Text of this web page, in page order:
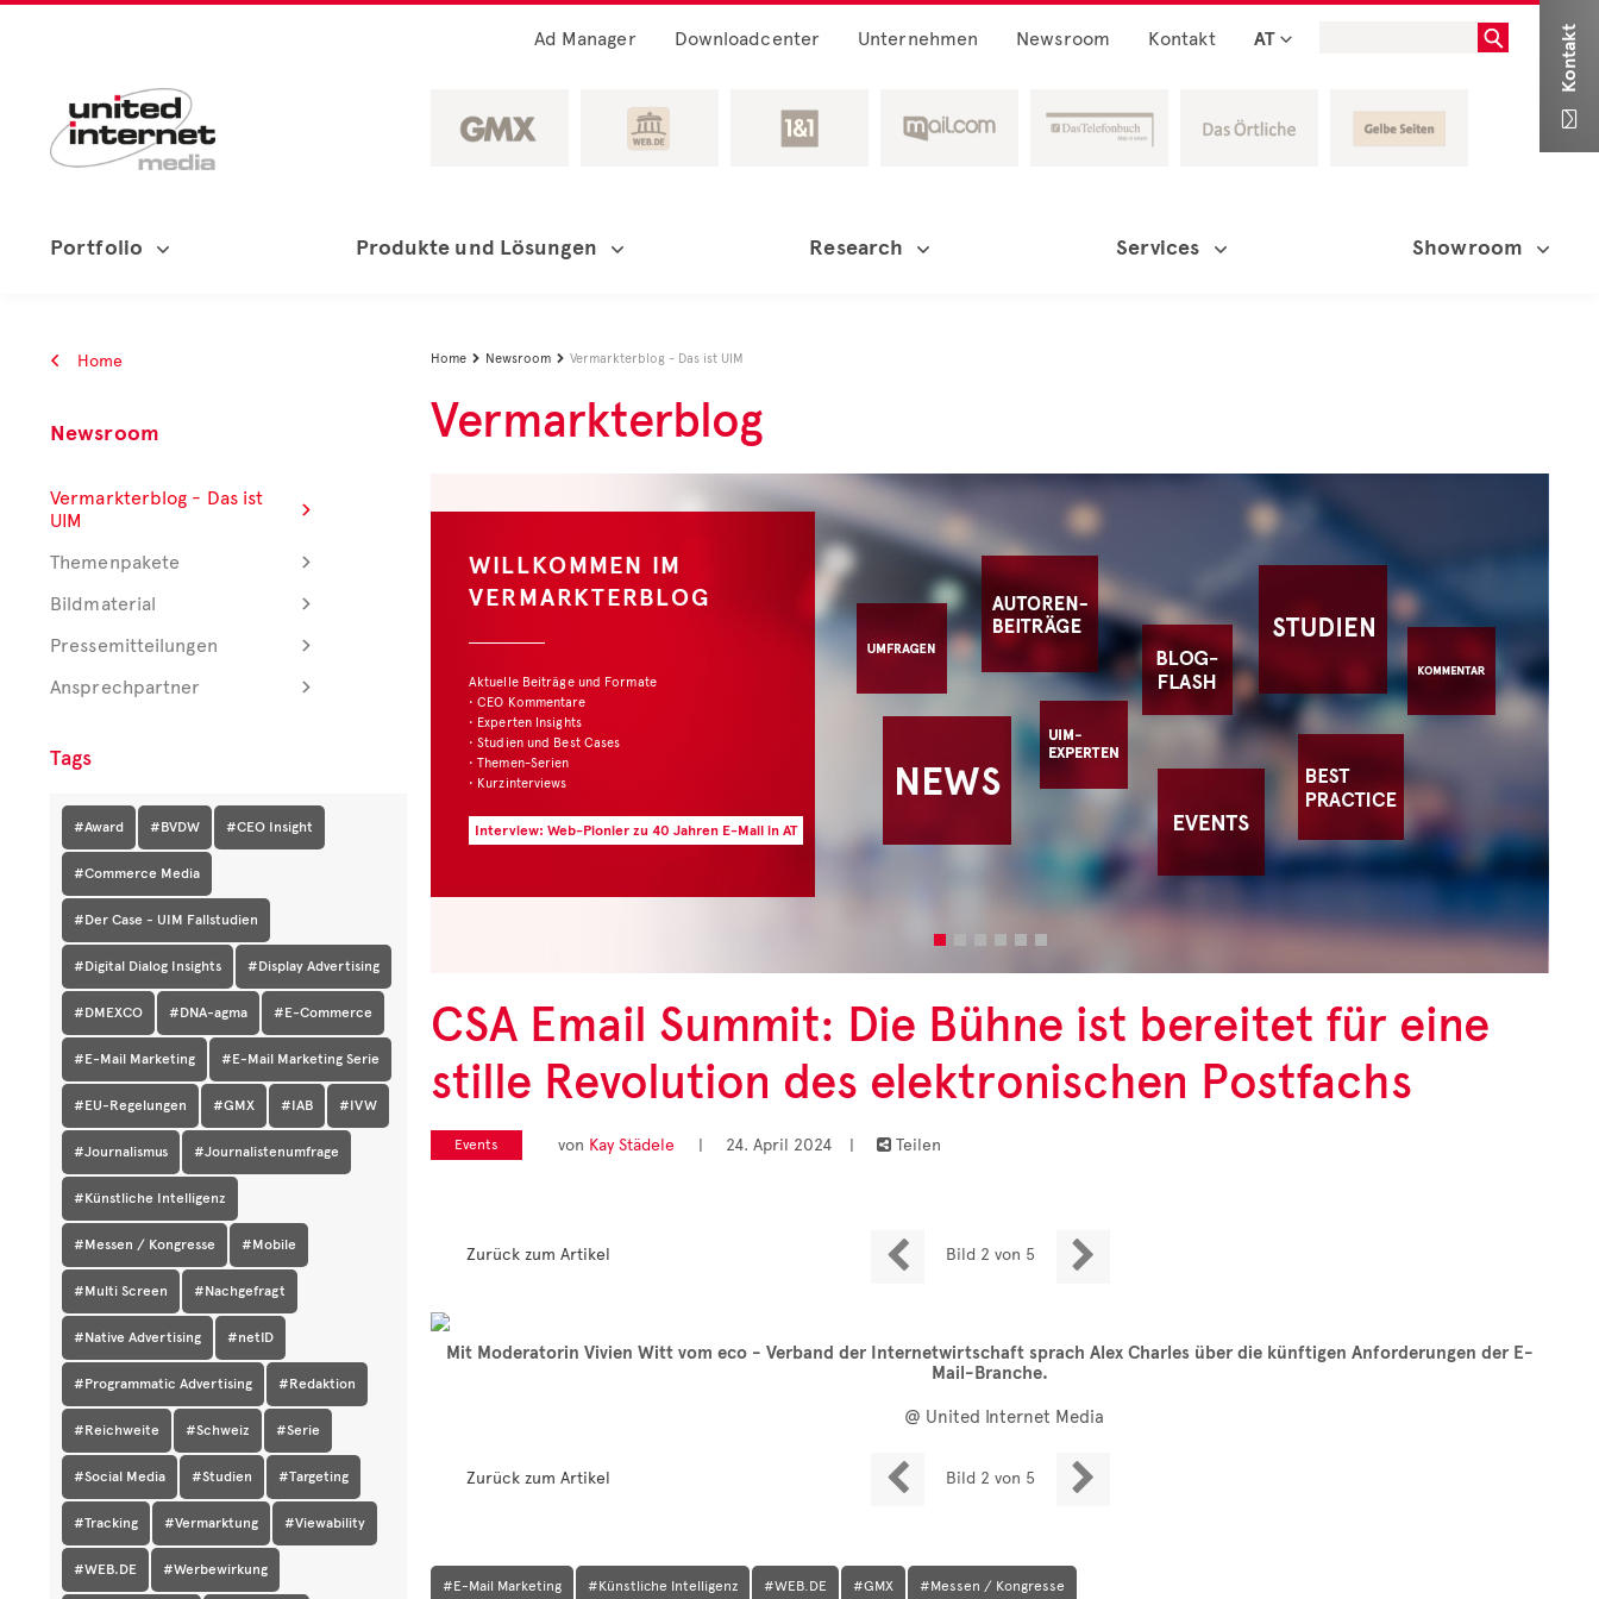
Ad Manager Downloadcenter Unternehmen Newsroom Kontakt AT
Portfolio Produkte und Lösungen Research Services Showroom
Home
Newsroom
Vermarkterblog - Das ist
UIM
Themenpakete
Bildmaterial
Pressemitteilungen
Ansprechpartner
Tags
#Award #BVDW #CEO Insight
#Commerce Media
#Der Case - UIM Fallstudien
#Digital Dialog Insights #Display Advertising
#DMEXCO #DNA-agma #E-Commerce
#E-Mail Marketing #E-Mail Marketing Serie
#EU-Regelungen #GMX #IAB #IVW
#Journalismus #Journalistenumfrage
#Künstliche Intelligenz
#Messen / Kongresse #Mobile
#Multi Screen #Nachgefragt
#Native Advertising #netID
#Programmatic Advertising #Redaktion
#Reichweite #Schweiz #Serie
#Social Media #Studien #Targeting
#Tracking #Vermarktung #Viewability
#WEB.DE #Werbewirkung
Home  Newsroom  Vermarkterblog - Das ist UIM
Vermarkterblog
WILLKOMMEN IM
VERMARKTERBLOG
Aktuelle Beiträge und Formate
• CEO Kommentare
• Experten Insights
• Studien und Best Cases
• Themen-Serien
• Kurzinterviews
Interview: Web-Pionier zu 40 Jahren E-Mail in AT
CSA Email Summit: Die Bühne ist bereitet für eine
stille Revolution des elektronischen Postfachs
Events von Kay Städele | 24. April 2024 |  Teilen
Zurück zum Artikel  Bild 2 von 5 
Mit Moderatorin Vivien Witt vom eco - Verband der Internetwirtschaft sprach Alex Charles über die künftigen Anforderungen der E-
Mail-Branche.
@ United Internet Media
 Bild 2 von 5 
Zurück zum Artikel
#E-Mail Marketing #Künstliche Intelligenz #WEB.DE #GMX #Messen / Kongresse

Kontakt